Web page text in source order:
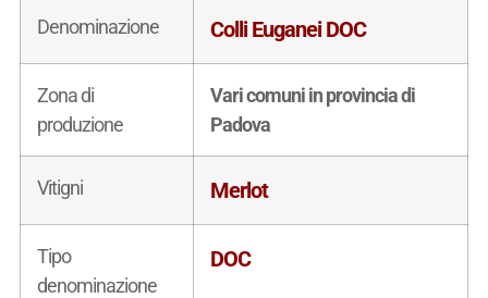
Denominazione Colli Euganei DOC
Zona di
produzione
Vari comuni in provincia di
Padova
Vitigni Merlot
Tipo
denominazione
DOC